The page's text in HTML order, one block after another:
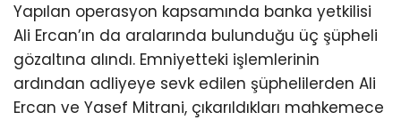
Yapılan operasyon kapsamında banka yetkilisi
Ali Ercan’ın da aralarında bulunduğu üç şüpheli
gözaltına alındı. Emniyetteki işlemlerinin
ardından adliyeye sevk edilen şüphelilerden Ali
Ercan ve Yasef Mitrani, çıkarıldıkları mahkemece